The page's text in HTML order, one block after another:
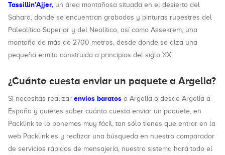
Tassillin’Ajjer, un área montañosa situada en el desierto del
Sahara, donde se encuentran grabados y pinturas rupestres del
Paleolítico Superior y del Neolítico, así como Assekrem, una
montaña de más de 2700 metros, desde donde se alza una
pequeña ermita construida a principios del siglo XX.
¿Cuánto cuesta enviar un paquete a Argelia?
Si necesitas realizar envíos baratos a Argelia o desde Argelia a
España y quieres saber cuánto cuesta enviar un paquete, en
Packlink te lo ponemos muy fácil, tan sólo tienes que entrar en la
web Packlink.es y realizar una búsqueda en nuestro comparador
de servicios rápidos de mensajería, nuestro sistema hará todo el